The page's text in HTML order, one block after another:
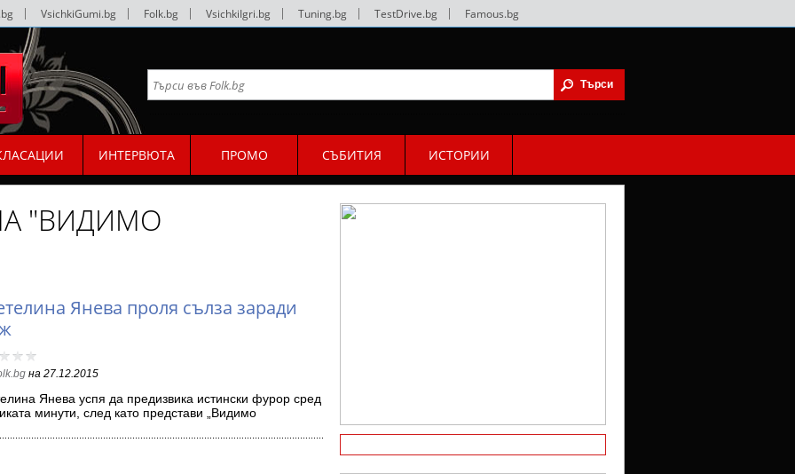
VsichkiGumi.bg Folk.bg VsichkiIgri.bg Tuning.bg TestDrive.bg Famous.bg
ИНТЕРВЮТА ПРОМО СЪБИТИЯ ИСТОРИИ
"ВИДИМО
Янева проля сълза заради
на 27.12.2015
Янева успя да предизвика истински фурор сред
минути, след като представи „Видимо